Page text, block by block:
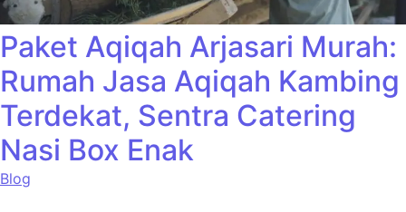
Paket Aqiqah Arjasari Murah:
Rumah Jasa Aqiqah Kambing
Terdekat, Sentra Catering
Nasi Box Enak
Blog